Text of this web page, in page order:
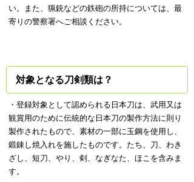
い。また、猟銃などの鉄砲の所持については、最
寄りの警察署へご相談ください。
対象となる刀剣類は？
・登録対象として認められる日本刀は、武用又は
観賞用のために伝統的な日本刀の製作方法に則り
製作されたもので、素材の一部に玉鋼を使用し、
鍛錬し焼入れを施したものです。たち、刀、わき
ざし、短刀、やり、剣、なぎなた、ほこを含みま
す。